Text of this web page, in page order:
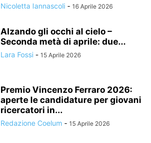
Nicoletta Iannascoli - 16 Aprile 2026
Alzando gli occhi al cielo –
Seconda metà di aprile: due...
Lara Fossi - 15 Aprile 2026
Premio Vincenzo Ferraro 2026:
aperte le candidature per giovani
ricercatori in...
Redazione Coelum - 15 Aprile 2026